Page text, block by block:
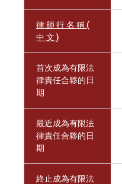
律 師 行 名 稱 (
中 文 )
首次成為有限法
律責任合夥的日
期
最近成為有限法
律責任合夥的日
期
終止成為有限法